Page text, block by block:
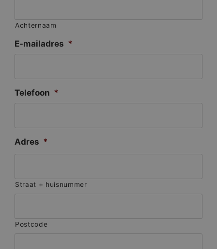
Achternaam
E-mailadres *
Telefoon *
Adres *
Straat + huisnummer
Postcode